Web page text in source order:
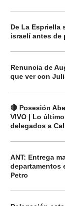
De La Espriella
israelí antes de
Renuncia de
que ver con
🔴 Posesión
VIVO | Lo
delegados a
ANT: Entrega
departamentos
Petro